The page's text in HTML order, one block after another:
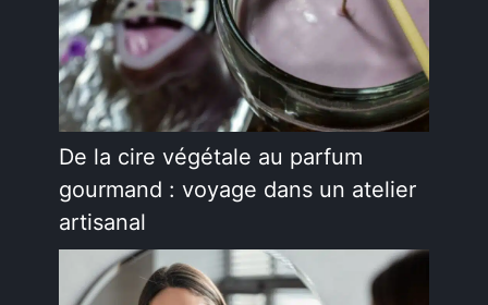
De la cire végétale au parfum
gourmand : voyage dans un atelier
artisanal